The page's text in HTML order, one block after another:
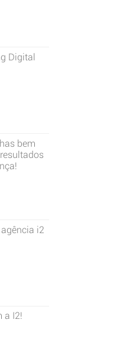
Digital
bem
i2
a I2!